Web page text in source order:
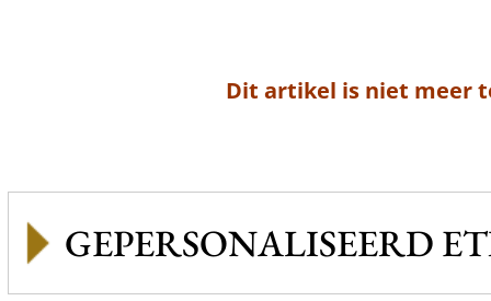
Dit artikel is niet meer
GEPERSONALISEERD